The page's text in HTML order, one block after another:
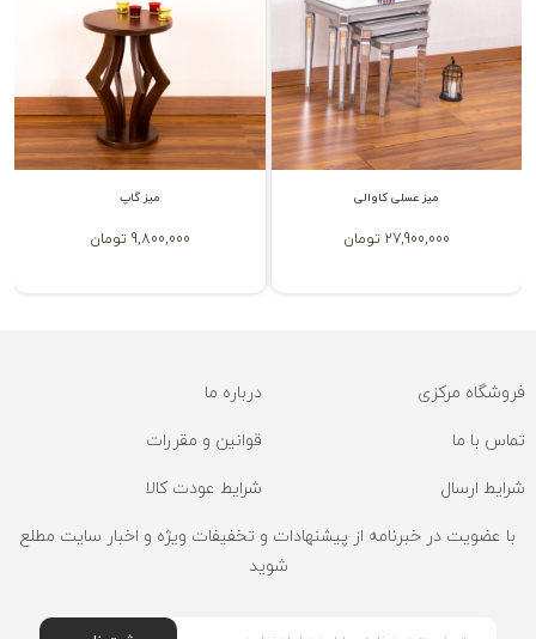
میز گاپ
9,800,000 تومان
میز عسلی کاوالی
27,900,000 تومان
فروشگاه مرکزی درباره ما
تماس با ما قوانین و مقررات
شرایط ارسال شرایط عودت کالا
با عضویت در خبرنامه از پیشنهادات و تخفیفات ویژه و اخبار سایت مطلع
شوید